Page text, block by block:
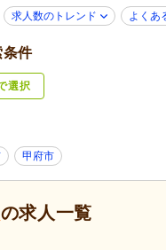
子育
人を除く
(12)
(55)
求人数のトレンド よくあ
条件
選択
甲府市
の求人一覧